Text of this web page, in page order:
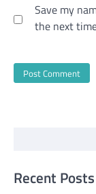
Save my
the next
Recent Posts